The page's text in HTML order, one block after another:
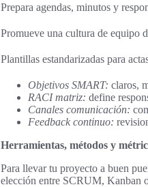
Prepara agendas, minutos y
Promueve una cultura de equipo
Plantillas estandarizadas para
Objetivos SMART: claros,
RACI matriz: define
Canales comunicación:
Feedback continuo:
Herramientas, métodos y
Para llevar tu proyecto a buen
elección entre SCRUM, Kanban